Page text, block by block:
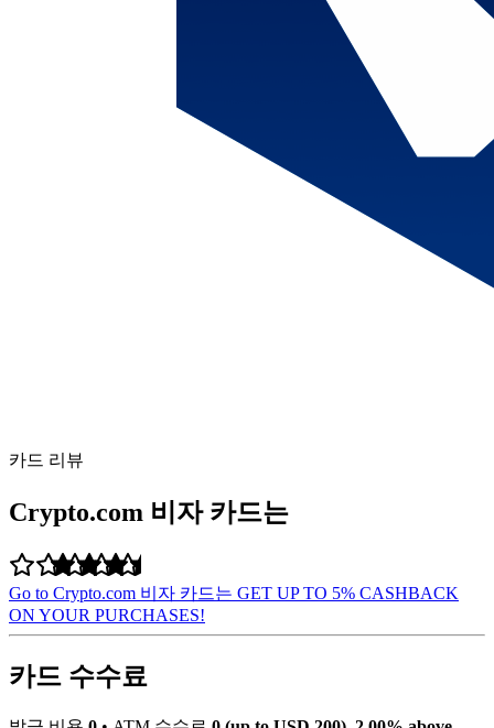
카드 리뷰
Crypto.com 비자 카드는
Go to Crypto.com 비자 카드는 GET UP TO 5% CASHBACK
ON YOUR PURCHASES!
카드 수수료